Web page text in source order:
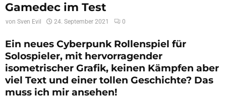
Gamedec im Test
von Sven Evil 24. September 2021 0
Ein neues Cyberpunk Rollenspiel für
Solospieler, mit hervorragender
isometrischer Grafik, keinen Kämpfen aber
viel Text und einer tollen Geschichte? Das
muss ich mir ansehen!